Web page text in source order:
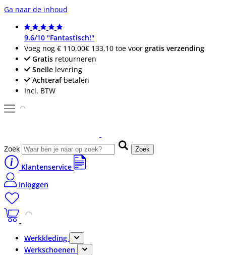
Ga naar de inhoud
9.6/10 "Fantastisch!"
Voeg nog € 110,00€ 133,10 toe voor gratis verzending
Gratis retourneren
Snelle levering
Achterafbetalen
Incl. BTW
Zoek Zoek
Klantenservice
Inloggen
Werkkleding
Werkschoenen